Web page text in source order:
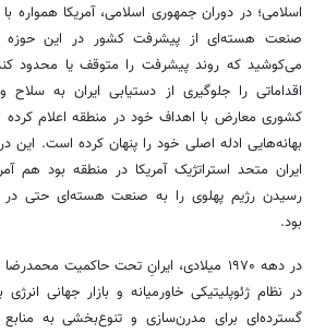
اسلامی؛ در دوران جمهوری اسلامی، آمریکا همواره
صنعت هسته‌ای از پیشرفت کشور در این حوزه
می‌کوشید که روند پیشرفت را متوقف یا محدود
اقداماتی را جلوگیری از دستیابی ایران به
کشوری معارض با اهداف خود در منطقه اعلام
بهانه‌هایی ادله اصلی خود را پنهان کرده است. این
ایران متحد استراتژیک آمریکا در منطقه بود هم
رسیدن رژیم پهلوی را به صنعت هسته‌ای حتی
بود.
در دهه ۱۹۷۰ میلادی، ایرانِ تحت حاکمیت
در نظام ژئوپلیتیکی خاورمیانه و بازار جهانی
گسترده‌ای برای مدرن‌سازی و تنوع‌بخشی به منابع